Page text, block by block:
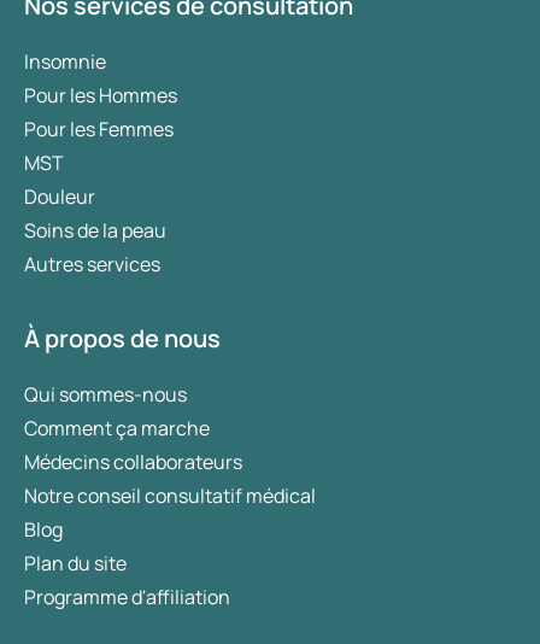
Insomnie
Pour les Hommes
Pour les Femmes
MST
Douleur
Soins de la peau
Autres services
À propos de nous
Qui sommes-nous
Comment ça marche
Médecins collaborateurs
Notre conseil consultatif médical
Blog
Plan du site
Programme d'affiliation